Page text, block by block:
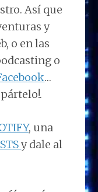
Así que
y
o en las
o
…
, una
y dale al